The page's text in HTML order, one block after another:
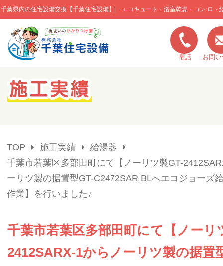
千葉県内の住宅設備交換【千葉住宅設備】| エコキュート・浴室乾燥・コン ロ・
このページの本文へ移動
電話 お問
キャンペーン一覧
弊社の特色
お問い合わせ
TOP 施工実績
給湯器
千葉市若葉区多部田町にて【ノーリツ製GT-
ーリツ製の据置型GT-C2472SAR BLへエコジョーズ
作業】を行いました♪
千葉市若葉区多部田町にて【ノーリ
2412SARX-1からノーリツ製の据置